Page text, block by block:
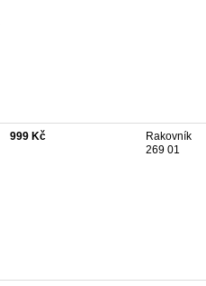
999 Kč
Rakovník
269 01